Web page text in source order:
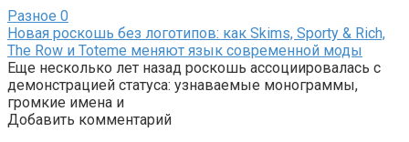
Разное 0
Новая роскошь без логотипов: как Skims, Sporty & Rich,
The Row и Toteme меняют язык современной моды
Еще несколько лет назад роскошь ассоциировалась с
демонстрацией статуса: узнаваемые монограммы,
громкие имена и
Добавить комментарий